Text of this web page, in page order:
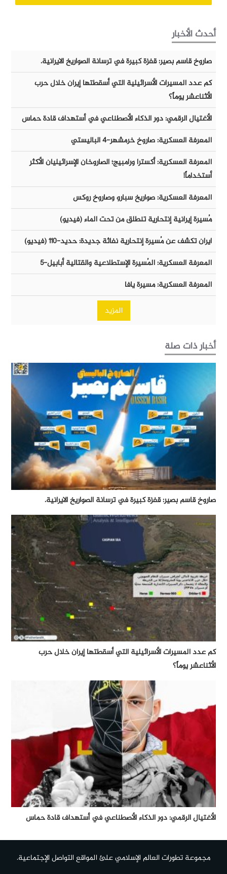
أحدث الأخبار
صاروخ قاسم بصير: قفزة كبيرة في ترسانة الصواريخ الايرانية.
كم عدد المسيرات الأسرائيلية التي أسقطتها إيران خلال حرب
الأثناعشر يوماً؟
الأغتيال الرقمي: دور الذكاء الأصطناعي في أستهداف قادة حماس
المعرفة العسكرية: صاروخ خرمشهر-٤ الباليستي
المعرفة العسكرية: أكسترا ورامبيج؛ الصاروخان الإسرائيليان الأكثر
أستخداماً!
المعرفة العسكرية: صواريخ سبارو وصاروخ روكس
مُسيرة إيرانية إنتحارية تنطلق من تحت الماء (فيديو)
ايران تكشف عن مُسيرة إنتحارية نفاثة جديدة: حديد-١١٠ (فيديو)
المعرفة العسكرية: المُسيرة الإستطلاعية والقتالية أبابيل-٥
المعرفة العسكرية: مسيرة يافا
المزيد
أخبار ذات صلة
صاروخ قاسم بصير: قفزة كبيرة في ترسانة الصواريخ الايرانية.
كم عدد المسيرات الأسرائيلية التي أسقطتها إيران خلال حرب
الأثناعشر يوماً؟
الأغتيال الرقمي: دور الذكاء الأصطناعي في أستهداف قادة حماس
مجموعة تطورات العالم الإسلامي علئ المواقع التواصل الإجتماعية.